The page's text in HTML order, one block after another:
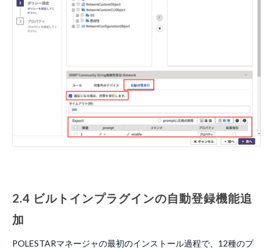
2.4 ビルトインプラグインの自動登録機能追
加
POLESTARマネージャの最初のインストール過程で、12種のプ